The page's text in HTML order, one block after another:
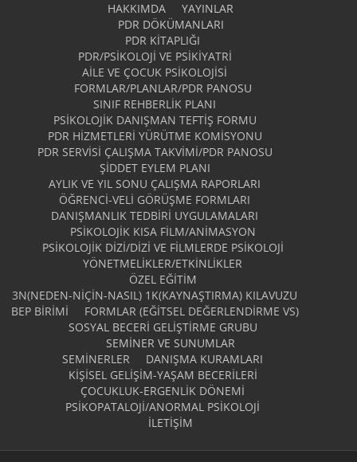
HAKKIMDA
YAYINLAR
PDR DÖKÜMANLARI
PDR KITAPLIĞI
PDR/PSIKOLOJI VE PSIKIYATRI
AILE VE ÇOCUK PSIKOLOJISI
FORMLAR/PLANLAR/PDR PANOSU
SINIF REHBERLIK PLANI
PSIKOLOJIK DANIŞMAN TEFTIŞ FORMU
PDR HIZMETLERI YÜRÜTME KOMISYONU
PDR SERVISI ÇALIŞMA TAKVIMI/PDR PANOSU
ŞIDDET EYLEM PLANI
AYLIK VE YIL SONU ÇALIŞMA RAPORLARI
ÖĞRENCI-VELI GÖRÜŞME FORMLARI
DANIŞMANLIK TEDBIRI UYGULAMALARI
PSIKOLOJIK KISA FILM/ANIMASYON
PSIKOLOJIK DIZI/DIZI VE FILMLERDE PSIKOLOJI
YÖNETMELIKLER/ETKINLIKLER
ÖZEL EĞITIM
3N(NEDEN-NİÇİN-NASIL) 1K(KAYNAŞTIRMA) KILAVUZU
BEP BIRIMI
FORMLAR (EĞITSEL DEĞERLENDIRME VS)
SOSYAL BECERI GELIŞTIRME GRUBU
SEMINER VE SUNUMLAR
SEMINERLER
DANIŞMA KURAMLARI
KIŞISEL GELIŞIM-YAŞAM BECERILERI
ÇOCUKLUK-ERGENLIK DÖNEMI
PSIKOPATALOJI/ANORMAL PSIKOLOJI
İLETIŞIM